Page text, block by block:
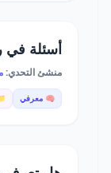
أسئلة في
منشئ التحدي:
🧠 معرفي